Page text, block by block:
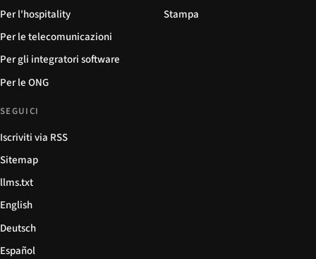
Per l'hospitality
Per le telecomunicazioni
Per gli integratori software
Per le ONG
Stampa
SEGUICI
Iscriviti via RSS
Sitemap
llms.txt
English
Deutsch
Español